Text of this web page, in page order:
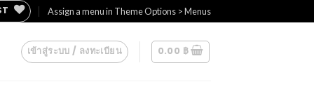
Assign a menu in Theme Options > Menus
เข้าสู่ระบบ / ลงทะเบียน 0.00 ฿